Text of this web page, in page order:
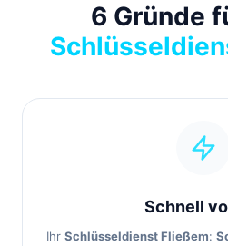
6 Gründe
Schnell
Ihr Schlüsseldienst Fließem: